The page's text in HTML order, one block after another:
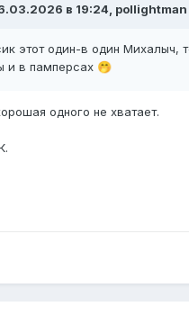
в 19:24, pollightman
этот один-в один Михалыч,
и в памперсах 🤭
одного не хватает.